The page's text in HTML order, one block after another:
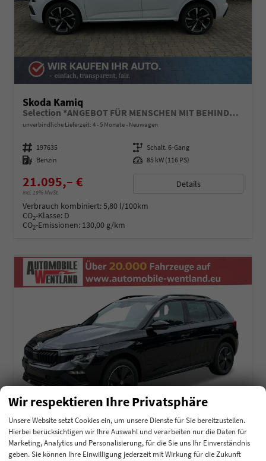
Skoda Kamiq
Selection *ANGEBOT FÜR MENSCHEN MIT BEHINDERUNG AB 50%! 1.0 TSI 115PS, Klimaanlage, Sitzheizung, Parksensoren hinten, LED-Scheinwerfer, Tempomat, Infotainment 8", Virtual Cockpit Nebelscheinwerfer, Dachreling
unverbindliche Lieferzeit: 4 - 5 Monate Neuwagen
Fahrzeugnummer 197635 Getriebe Schalt. 6-Gang
Kraftstoff Benzin Leistung 85 kW (116 PS)
21.095,– €
incl. 19% MwSt.
Details
Verbrauch kombiniert:5,80 l/100km
CO2-Klasse: D
CO2-Emissionen: 130,00 g/km
Skoda Kamiq
Wir respektieren Ihre Privatsphäre
Unsere Website setzt Cookies ein, um unsere Dienste für Sie bereitzustellen.
Hierbei berücksichtigen wir Ihre Auswahl und verarbeiten nur die Daten für
Marketing, Analytics und Personalisierung, für die Sie uns Ihr Einverständnis
geben. Sie können Ihre Einwilligung jederzeit mit Wirkung für die Zukunft